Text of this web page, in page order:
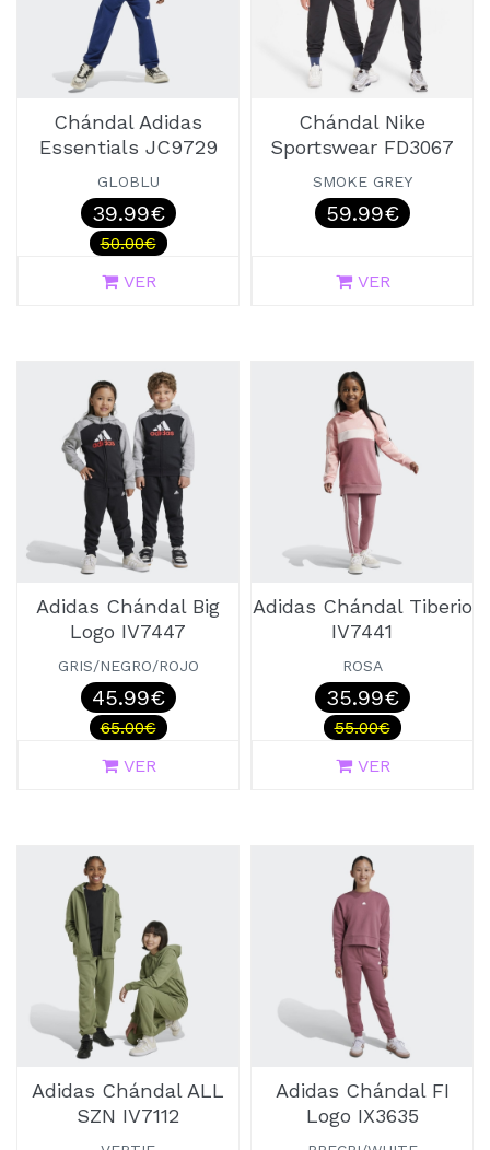
Chándal Adidas
Essentials JC9729
GLOBLU
39.99€
50.00€
VER
Chándal Nike
Sportswear FD3067
SMOKE GREY
59.99€
VER
Adidas Chándal Big
Logo IV7447
GRIS/NEGRO/ROJO
45.99€
65.00€
VER
Adidas Chándal Tiberio
IV7441
ROSA
35.99€
55.00€
VER
Adidas Chándal ALL
SZN IV7112
Adidas Chándal FI
Logo IX3635